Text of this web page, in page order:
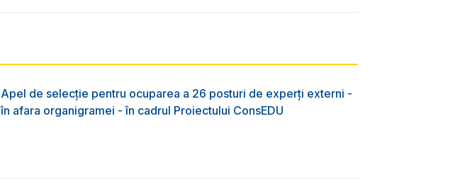
Apel de selecție pentru ocuparea a 26 posturi de experți externi -
în afara organigramei - în cadrul Proiectului ConsEDU